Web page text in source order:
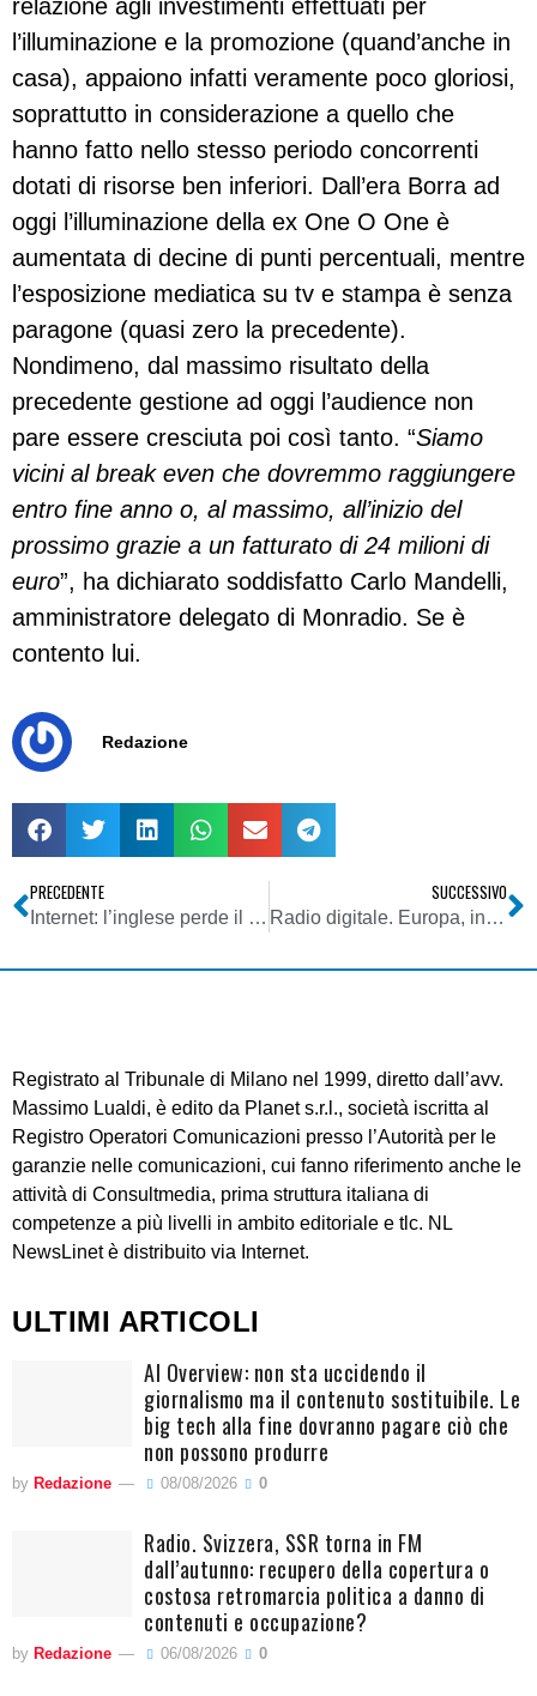
relazione agli investimenti effettuati per
l’illuminazione e la promozione (quand’anche in
casa), appaiono infatti veramente poco gloriosi,
soprattutto in considerazione a quello che
hanno fatto nello stesso periodo concorrenti
dotati di risorse ben inferiori. Dall’era Borra ad
oggi l’illuminazione della ex One O One è
aumentata di decine di punti percentuali, mentre
l’esposizione mediatica su tv e stampa è senza
paragone (quasi zero la precedente).
Nondimeno, dal massimo risultato della
precedente gestione ad oggi l’audience non
pare essere cresciuta poi così tanto. “Siamo
vicini al break even che dovremmo raggiungere
entro fine anno o, al massimo, all’inizio del
prossimo grazie a un fatturato di 24 milioni di
euro”, ha dichiarato soddisfatto Carlo Mandelli,
amministratore delegato di Monradio. Se è
contento lui.
Redazione
PRECEDENTE
Internet: l’inglese perde il primato, l’Europa parla “nerdic”
SUCCESSIVO
Radio digitale. Europa, in sei mesi venduti più di un milione di iPhone. Ecco perché molti già ritengono che lì stia il futuro della radio numerica
Registrato al Tribunale di Milano nel 1999, diretto dall’avv.
Massimo Lualdi, è edito da Planet s.r.l., società iscritta al
Registro Operatori Comunicazioni presso l’Autorità per le
garanzie nelle comunicazioni, cui fanno riferimento anche le
attività di Consultmedia, prima struttura italiana di
competenze a più livelli in ambito editoriale e tlc. NL
NewsLinet è distribuito via Internet.
ULTIMI ARTICOLI
AI Overview: non sta uccidendo il
giornalismo ma il contenuto sostituibile. Le
big tech alla fine dovranno pagare ciò che
non possono produrre
by Redazione 08/08/2026 0
Radio. Svizzera, SSR torna in FM
dall’autunno: recupero della copertura o
costosa retromarcia politica a danno di
contenuti e occupazione?
by Redazione 06/08/2026 0